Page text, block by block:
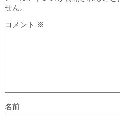
せん。
コメント ※
名前